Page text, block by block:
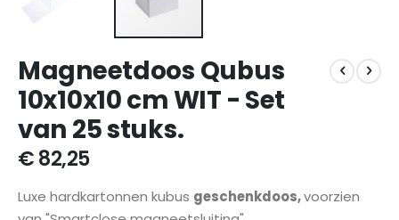
naar
het
begin
van
de
afbeeldingen-
Magneetdoos Qubus
10x10x10 cm WIT - Set
van 25 stuks.
€ 82,25
Luxe hardkartonnen kubus geschenkdoos,voorzien